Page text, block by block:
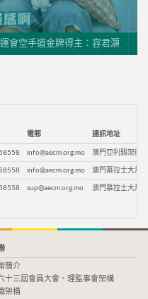
會空手道金牌得主：容君灝
電郵 通訊地址
info@aecm.org.mo 澳門亞利鴉架街9
info@aecm.org.mo 澳門慕拉士大馬
sup@aecm.org.mo 澳門慕拉士大馬
簡介
十三屆會員大會、理監事會架構
架構